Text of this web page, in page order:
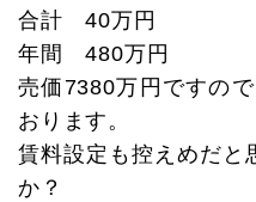
合計 40万円
年間 480万円
売価7380万円ですの
おります。
賃料設定も控えめだと
か？